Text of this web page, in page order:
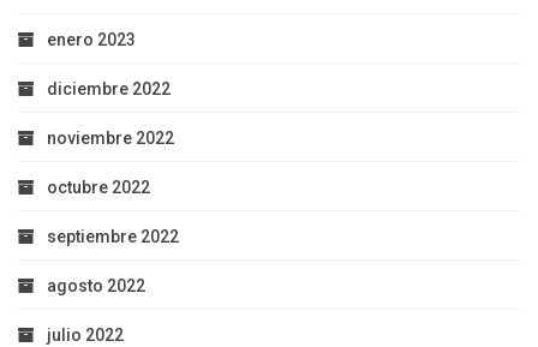
enero 2023
diciembre 2022
noviembre 2022
octubre 2022
septiembre 2022
agosto 2022
julio 2022